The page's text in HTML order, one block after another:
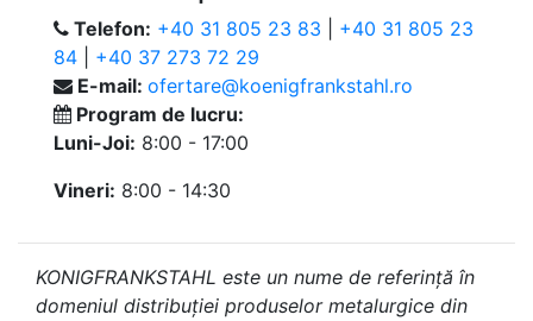
Telefon: +40 31 805 23 83
+40 31 805 23
84
+40 37 273 72 29
E-mail: ofertare@koenigfrankstahl.ro
Program de lucru:
Luni-Joi: 8:00 - 17:00
Vineri: 8:00 - 14:30
KONIGFRANKSTAHL este un nume de referință în
domeniul distribuției produselor metalurgice din